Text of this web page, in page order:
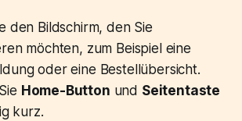
den Bildschirm, den Sie
möchten, zum Beispiel eine
oder eine Bestellübersicht.
Home-Button und Seitentaste
kurz.